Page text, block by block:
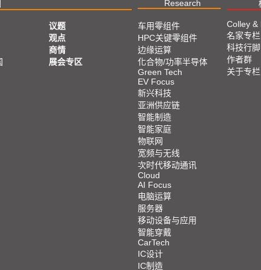
Research
议题
观点
商情
展会专区
车用零组件
HPC关键零组件
边缘运算
化合物/功率半导体
Green Tech
EV Focus
新兴科技
亚洲供应链
智能制造
智能家庭
物联网
宽频与无线
次时代移动通讯
Cloud
AI Focus
电脑运算
服务器
移动设备与应用
智能穿戴
CarTech
IC设计
IC制造
Colley &
名家专栏
科技行脚
作者群
关于专栏